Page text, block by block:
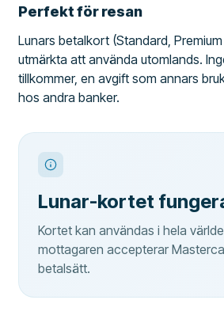
Perfekt för resan
Lunars betalkort (Standard,
utmärkta att använda utomlands.
tillkommer, en avgift som annars
hos andra banker.
Lunar-kortet
Kortet kan användas i hela
mottagaren accepterar
betalsätt.